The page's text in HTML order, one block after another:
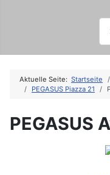
Aktuelle Seite: Startseite
PEGASUS Piazza 21
PEGASUS